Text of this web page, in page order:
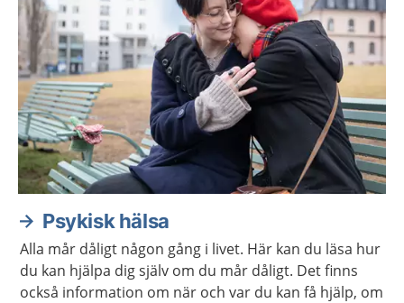
Psykisk hälsa
Alla mår dåligt någon gång i livet. Här kan du läsa hur
du kan hjälpa dig själv om du mår dåligt. Det finns
också information om när och var du kan få hjälp, om